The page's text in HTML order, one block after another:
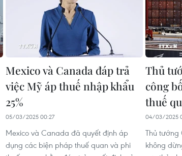
Mexico và Canada đáp trả
việc Mỹ áp thuế nhập khẩu
25%
05/03/2025 00:27
Mexico và Canada đã quyết định áp
dụng các biện pháp thuế quan và phi
Thủ
công
thuế
04/03/2025
Thủ
không